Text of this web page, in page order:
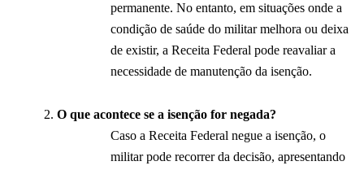
permanente. No entanto, em situações onde a
condição de saúde do militar melhora ou deixa
de existir, a Receita Federal pode reavaliar a
necessidade de manutenção da isenção.
O que acontece se a isenção for negada?
Caso a Receita Federal negue a isenção, o
militar pode recorrer da decisão, apresentando